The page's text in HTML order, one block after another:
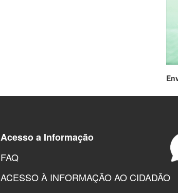
Acesso a Informação
FAQ
ACESSO À INFORMAÇÃO AO CIDADÃO